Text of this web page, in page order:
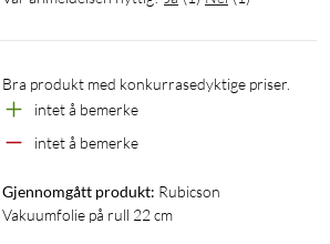
Bra produkt med konkurrasedyktige priser.
intet å bemerke
intet å bemerke
Gjennomgått produkt: Rubicson
Vakuumfolie på rull 22 cm